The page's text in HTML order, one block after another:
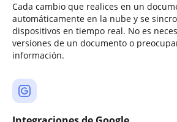
Cada cambio que realices en un
automáticamente en la nube y se
dispositivos en tiempo real. No es
versiones de un documento o
información.